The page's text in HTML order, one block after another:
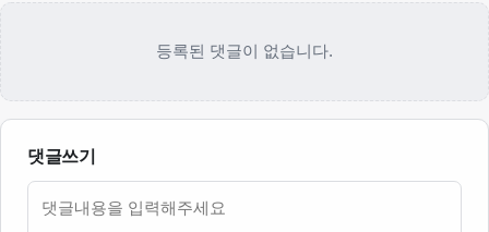
등록된 댓글이 없습니다.
댓글쓰기